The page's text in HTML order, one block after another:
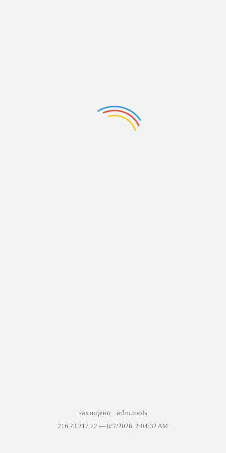
захищено adm.tools
216.73.217.72 — 8/7/2026, 2:04:32 AM